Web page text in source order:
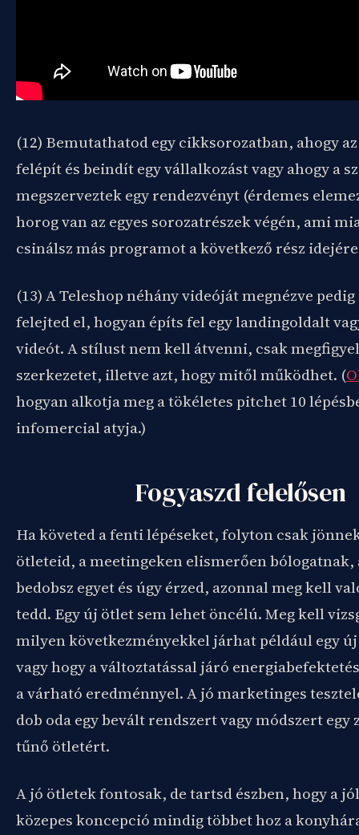
(12) Bemutathatod egy cikksorozatban, ahogy
felépít és beindít egy vállalkozást vagy ahogy a
megszerveztek egy rendezvényt (érdemes
horog van az egyes sorozatrészek végén, ami
csinálsz más programot a következő rész
(13) A Teleshop néhány videóját megnézve
felejted el, hogyan építs fel egy landingoldalt
videót. A stílust nem kell átvenni, csak
szerkezetet, illetve azt, hogy mitől működhet. (
hogyan alkotja meg a tökéletes pitchet 10
infomercial atyja.)
Fogyaszd felelősen
Ha követed a fenti lépéseket, folyton csak
ötleteid, a meetingeken elismerően
bedobsz egyet és úgy érzed, azonnal meg kell
tedd. Egy új ötlet sem lehet öncélú. Meg kell
milyen következményekkel járhat például egy
vagy hogy a változtatással járó
a várható eredménnyel. A jó marketinges
dob oda egy bevált rendszert vagy módszert egy
tűnő ötletért.
A jó ötletek fontosak, de tartsd észben, hogy a
közepes koncepció mindig többet hoz a